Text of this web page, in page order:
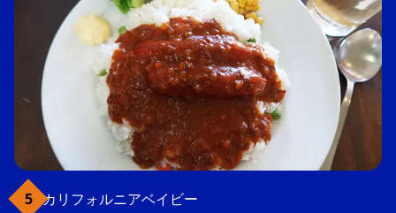
カリフォルニアベイビー